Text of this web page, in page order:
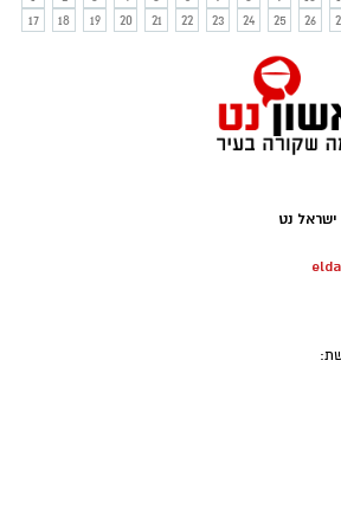
17
18 19 20 21 22 23 24 25 26
נט